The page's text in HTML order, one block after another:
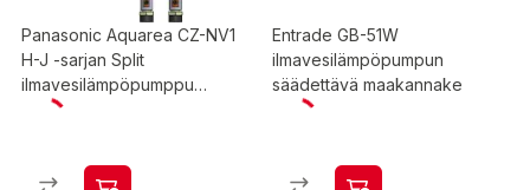
Panasonic Aquarea CZ-NV1
H-J -sarjan Split
ilmavesilämpöpumppu
vaihtoventtiilipaketti
Entrade GB-51W
ilmavesilämpöpumpun
säädettävä maakannake